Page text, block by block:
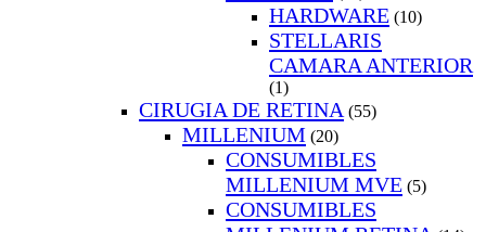
HARDWARE (10)
STELLARIS
CAMARA ANTERIOR
(1)
CIRUGIA DE RETINA (55)
MILLENIUM (20)
CONSUMIBLES
MILLENIUM MVE (5)
CONSUMIBLES